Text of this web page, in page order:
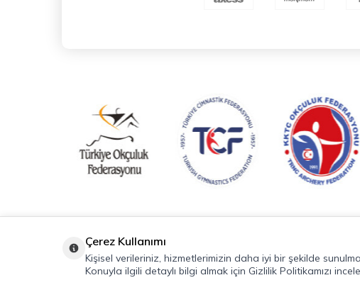
Çerez Kullanımı
Kişisel verileriniz, hizmetlerimizin daha iyi bir şekilde
Konuyla ilgili detaylı bilgi almak için Gizlilik Politikamızı